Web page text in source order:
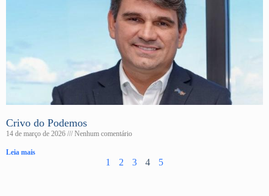
Crivo do Podemos
14 de março de 2026 Nenhum comentário
Leia mais
1 2 3 4 5